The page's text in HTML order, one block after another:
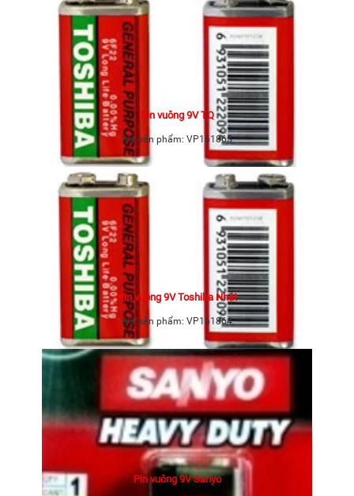
Pin vuông 9V TQ
Mã sản phẩm: VP161865
Pin vuông 9V Toshiba Nhật
Mã sản phẩm: VP161864
Pin vuông 9V Sanyo